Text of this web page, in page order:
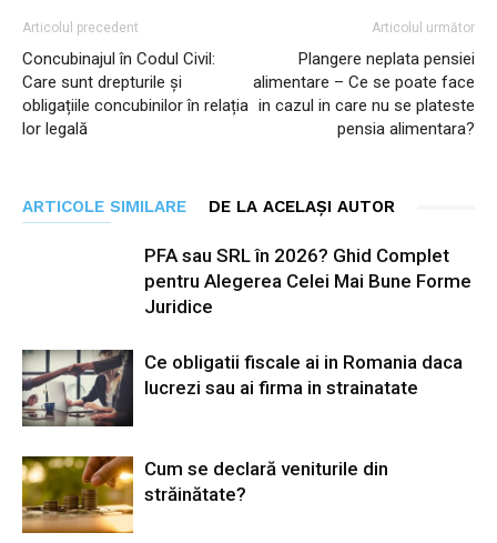
Articolul precedent
Concubinajul în Codul Civil:
Care sunt drepturile și
obligațiile concubinilor în relația
lor legală
Articolul următor
Plangere neplata pensiei
alimentare – Ce se poate face
in cazul in care nu se plateste
pensia alimentara?
ARTICOLE SIMILARE DE LA ACELAȘI AUTOR
PFA sau SRL în 2026? Ghid Complet
pentru Alegerea Celei Mai Bune Forme
Juridice
Ce obligatii fiscale ai in Romania daca
lucrezi sau ai firma in strainatate
Cum se declară veniturile din
străinătate?